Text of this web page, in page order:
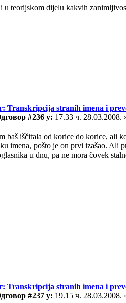
u teorijskom dijelu kakvih
Transkripcija stranih imena i
#236 у: 17.33 ч. 28.03.2008.
baš iščitala od korice do korice, ali
imena, pošto je on prvi izašao. Ali
u dnu, pa ne mora čovek
Transkripcija stranih imena i
#237 у: 19.15 ч. 28.03.2008.